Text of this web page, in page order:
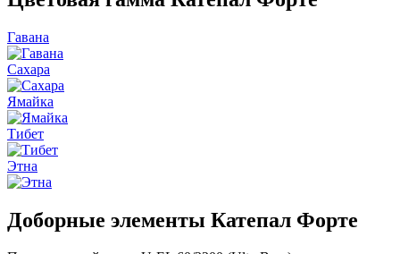
Гавана
Сахара
Ямайка
Тибет
Этна
Доборные элементы Катепал Форте